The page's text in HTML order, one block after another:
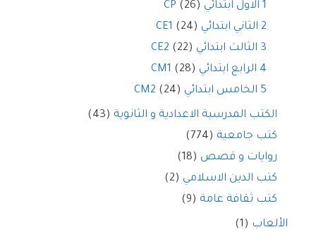
1 الاول ابتدائي CP
(26)
2 الثاني ابتدائي CE1
(24)
3 الثالث ابتدائي CE2
(22)
4 الرابع ابتدائي CM1
(28)
5 الخامس ابتدائي CM2
(24)
الكتب المدرسية الاعدادية و الثانوية (43)
كتب جامعية (774)
روايات و قصص (18)
كتب الدين الاسلامي (2)
كتب ثقافة عامة (9)
الألعاب (1)